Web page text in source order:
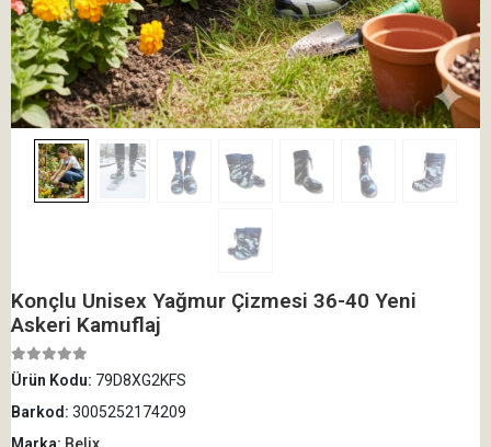
Konçlu Unisex Yağmur Çizmesi 36-40 Yeni
Askeri Kamuflaj
Ürün Kodu: 79D8XG2KFS
Barkod: 3005252174209
Marka: Belix